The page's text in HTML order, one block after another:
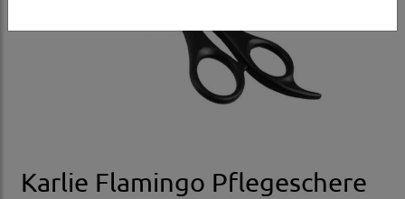
Karlie Flamingo Pflegeschere